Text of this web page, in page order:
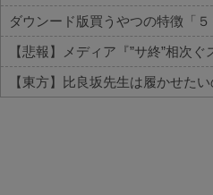
ダウンード版買うやつの特徴「
【東方】比良坂先生は履かせた